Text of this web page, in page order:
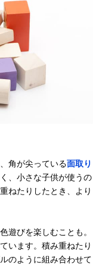
にも女の子
気のキャラ
商品
方いろいろの
鳴る積み木
覚を育てる
ブタイプ
記載未確認
しめるセッ
角が尖っている面取り
、小さな子供が使うの
ねたりしたとき、より
遊びを楽しむことも。
います。積み重ねたり
のように組み合わせて